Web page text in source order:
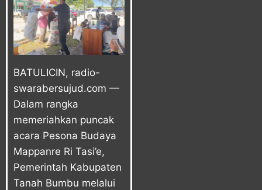
BATULICIN, radio-
swarabersujud.com —
Dalam rangka
memeriahkan puncak
acara Pesona Budaya
Mappanre Ri Tasi’e,
Pemerintah Kabupaten
Tanah Bumbu melalui